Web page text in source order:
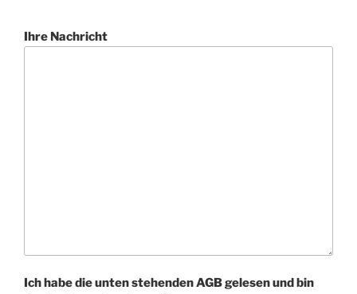
Ihre Nachricht
Ich habe die unten stehenden AGB gelesen und bin